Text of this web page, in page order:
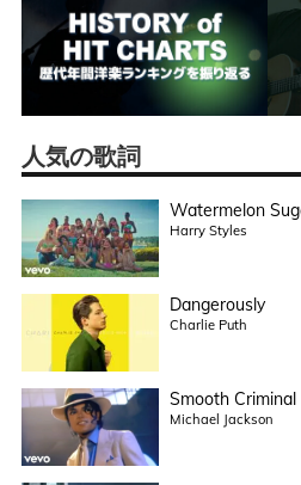
人気の歌詞
Watermelon
Harry Styles
Dangerously
Charlie Puth
Smooth Criminal
Michael Jackson